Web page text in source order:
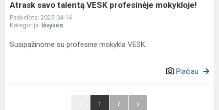
Atrask savo talentą VESK profesinėje mokykloje!
Paskelbta: 2025-04-14
Kategorija: Išvykos
Susipažinome su profesine mokykla VESK.
Plačiau
1 2